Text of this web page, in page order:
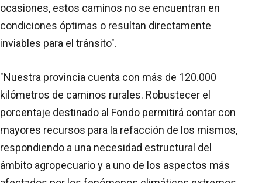
ocasiones, estos caminos no se encuentran en
condiciones óptimas o resultan directamente
inviables para el tránsito".
"Nuestra provincia cuenta con más de 120.000
kilómetros de caminos rurales. Robustecer el
porcentaje destinado al Fondo permitirá contar con
mayores recursos para la refacción de los mismos,
respondiendo a una necesidad estructural del
ámbito agropecuario y a uno de los aspectos más